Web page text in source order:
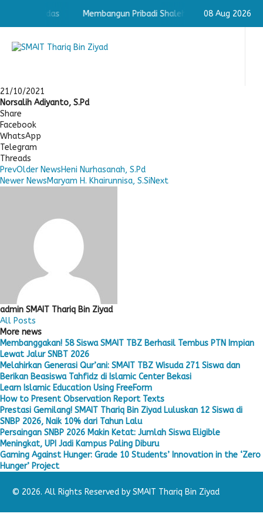
& Cerdas Membangun Pribadi Shaleh & Cerdas08 Aug 2026
21/10/2021
Norsalih Adiyanto, S.Pd
Share
Facebook
WhatsApp
Telegram
Threads
PrevOlder NewsHeni Nurhasanah, S.Pd
Newer NewsMaryam H. Khairunnisa, S.SiNext
admin SMAIT Thariq Bin Ziyad
All Posts
More news
Membanggakan! 58 Siswa SMAIT TBZ Berhasil Tembus PTN Impian
Lewat Jalur SNBT 2026
Melahirkan Generasi Qur’ani: SMAIT TBZ Wisuda 271 Siswa dan
Berikan Beasiswa Tahfidz di Islamic Center Bekasi
Learn Islamic Education Using FreeForm
How to Present Observation Report Texts
Prestasi Gemilang! SMAIT Thariq Bin Ziyad Luluskan 12 Siswa di
SNBP 2026, Naik 10% dari Tahun Lalu
Persaingan SNBP 2026 Makin Ketat: Jumlah Siswa Eligible
Meningkat, UPI Jadi Kampus Paling Diburu
Gaming Against Hunger: Grade 10 Students’ Innovation in the ‘Zero
Hunger’ Project
© 2026. All Rights Reserved by SMAIT Thariq Bin Ziyad